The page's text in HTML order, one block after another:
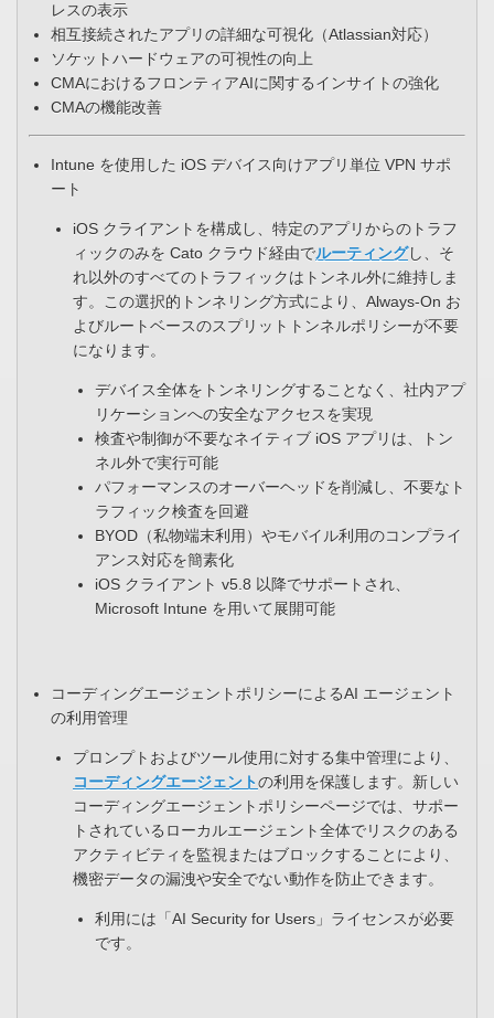
レスの表示
相互接続されたアプリの詳細な可視化（Atlassian対応）
ソケットハードウェアの可視性の向上
CMAにおけるフロンティアAIに関するインサイトの強化​
CMAの機能改善
​Intune を使用した iOS デバイス向けアプリ単位 VPN サポ
ート
iOS クライアントを構成し、特定のアプリからのトラフ
ィックのみを Cato クラウド経由でルーティングし、そ
れ以外のすべてのトラフィックはトンネル外に維持しま
す。この選択的トンネリング方式により、Always-On お
よびルートベースのスプリットトンネルポリシーが不要
になります。
デバイス全体をトンネリングすることなく、社内アプ
リケーションへの安全なアクセスを実現​
検査や制御が不要なネイティブ iOS アプリは、トン
ネル外で実行可能​
パフォーマンスのオーバーヘッドを削減し、不要なト
ラフィック検査を回避​
BYOD（私物端末利用）やモバイル利用のコンプライ
アンス対応を簡素化​
iOS クライアント v5.8 以降でサポートされ、
Microsoft Intune を用いて展開可能
コーディングエージェントポリシーによるAI エージェント
の利用管理
プロンプトおよびツール使用に対する集中管理により、
コーディングエージェントの利用を保護します。新しい
コーディングエージェントポリシーページでは、サポー
トされているローカルエージェント全体でリスクのある
アクティビティを監視またはブロックすることにより、
機密データの漏洩や安全でない動作を防止できます。
利用には「AI Security for Users」ライセンスが必要
です。